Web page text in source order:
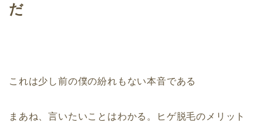
だ
これは少し前の僕の紛れもない本音である
まあね、言いたいことはわかる。ヒゲ脱毛のメリット